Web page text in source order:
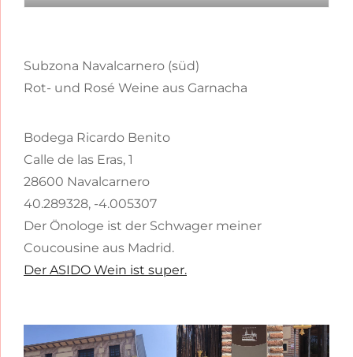
Subzona Navalcarnero (süd)
Rot- und Rosé Weine aus Garnacha
Bodega Ricardo Benito
Calle de las Eras, 1
28600 Navalcarnero
40.289328, -4.005307
Der Önologe ist der Schwager meiner
Coucousine aus Madrid.
Der ASIDO Wein ist super.